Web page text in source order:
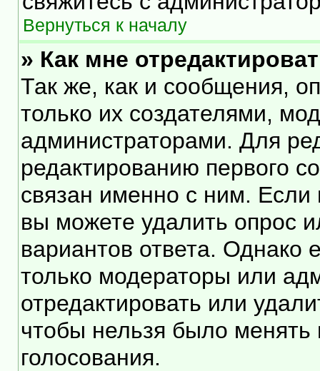
Вернуться к началу
» Как мне
Так же, как и сообщения,
только их создателями,
администраторами. Для
редактированию первого
связан именно с ним. Если
вы можете удалить опрос
вариантов ответа. Однако
только модераторы или
отредактировать или
чтобы нельзя было менять
голосования.